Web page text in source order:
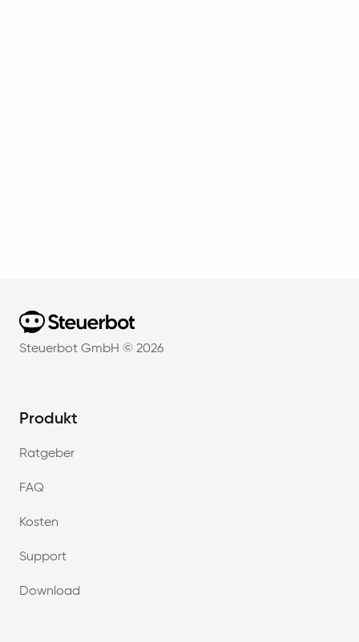
Home
Steuerbot GmbH © 2026
Produkt
Ratgeber
FAQ
Kosten
Support
Download